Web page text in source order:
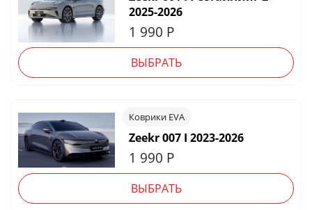
2025-2026
1 990 Р
ВЫБРАТЬ
Коврики EVA
Zeekr 007 I 2023-2026
1 990 Р
ВЫБРАТЬ